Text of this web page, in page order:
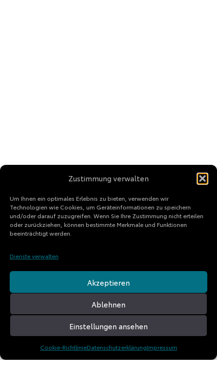
Zustimmung verwalten
Um Ihnen ein optimales Erlebnis zu bieten, verwenden wir
Technologien wie Cookies, um Geräteinformationen zu speichern
und/oder darauf zuzugreifen. Wenn Sie Ihre Zustimmung nicht erteilen
oder zurückziehen, können bestimmte Merkmale und Funktionen
beeinträchtigt werden.
Dienste verwalten
Akzeptieren
Ablehnen
Einstellungen ansehen
Cookie-RichtlinieDatenschutzerklärungImpressum